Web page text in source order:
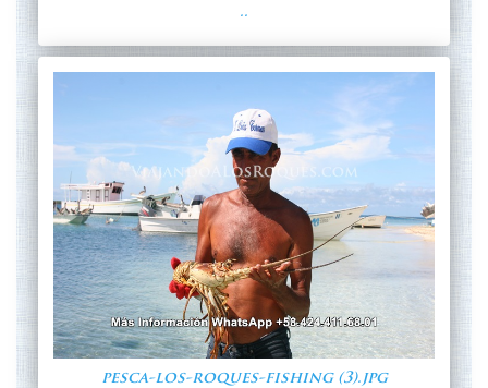
..
pesca-los-roques-fishing (3).jpg